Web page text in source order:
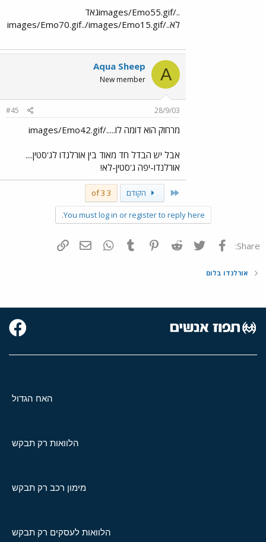
../images/Emo55.gifגאד
לא../images/Emo70.gif../images/Emo15.gif
A
Aqua Sheep
New member
28/9/03
#45
מרחוק הוא דומה לו...../images/Emo42.gif
אבל יש הבדל חד מאוד בין אורלנדו לג'סטין....
אורלנדו-יפה ג'סטין-לא!
First הקודם 3 of 3
You must log in or register to reply here.
Share: פייסבוק Twitter
Reddit
Pinterest
Tumblr
WhatsAppדואר אלקטרוני
אורלנדו בלום
האח הגדול
הלוואות רק תבקש
מימון רכב רק תבקש
הלוואות לעסקים רק תבקש